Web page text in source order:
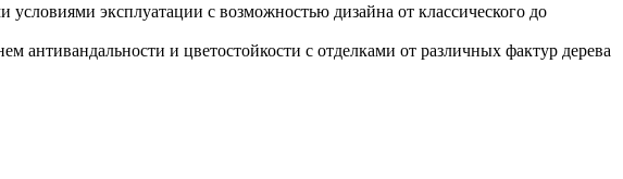
эксплуатации с возможностью дизайна от классического до
и цветостойкости с отделками от различных фактур дерева